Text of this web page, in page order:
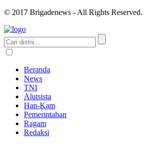
© 2017 Brigadenews - All Rights Reserved.
Beranda
News
TNI
Alutsista
Han-Kam
Pemerintahan
Ragam
Redaksi